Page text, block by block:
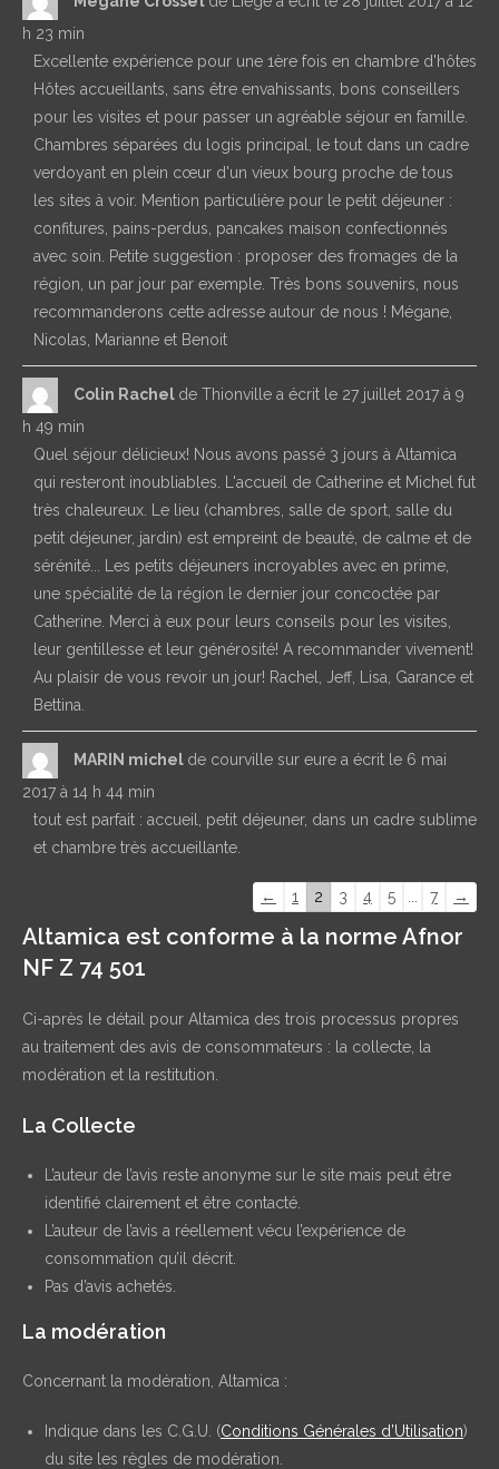
h 23 min
Excellente expérience pour une 1ère fois en chambre d'hôtes
Hôtes accueillants, sans être envahissants, bons conseillers
pour les visites et pour passer un agréable séjour en famille.
Chambres séparées du logis principal, le tout dans un cadre
verdoyant en plein cœur d'un vieux bourg proche de tous
les sites à voir. Mention particulière pour le petit déjeuner :
confitures, pains-perdus, pancakes maison confectionnés
avec soin. Petite suggestion : proposer des fromages de la
région, un par jour par exemple. Très bons souvenirs, nous
recommanderons cette adresse autour de nous ! Mégane,
Nicolas, Marianne et Benoit
Colin Rachel de Thionville a écrit le 27 juillet 2017 à 9
h 49 min
Quel séjour délicieux! Nous avons passé 3 jours à Altamica
qui resteront inoubliables. L'accueil de Catherine et Michel fut
très chaleureux. Le lieu (chambres, salle de sport, salle du
petit déjeuner, jardin) est empreint de beauté, de calme et de
sérénité... Les petits déjeuners incroyables avec en prime,
une spécialité de la région le dernier jour concoctée par
Catherine. Merci à eux pour leurs conseils pour les visites,
leur gentillesse et leur générosité! A recommander vivement!
Au plaisir de vous revoir un jour! Rachel, Jeff, Lisa, Garance et
Bettina.
MARIN michel de courville sur eure a écrit le 6 mai
2017 à 14 h 44 min
tout est parfait : accueil, petit déjeuner, dans un cadre sublime
et chambre très accueillante.
Navigation
← 1 2 3 4 5 7 →
Altamica est conforme à la norme Afnor
NF Z 74 501
Ci-après le détail pour Altamica des trois processus propres
au traitement des avis de consommateurs : la collecte, la
modération et la restitution.
La Collecte
L’auteur de l’avis reste anonyme sur le site mais peut être
identifié clairement et être contacté.
L’auteur de l’avis a réellement vécu l’expérience de
consommation qu’il décrit.
Pas d’avis achetés.
La modération
Concernant la modération, Altamica :
Indique dans les C.G.U. (Conditions Générales d’Utilisation)
du site les règles de modération.